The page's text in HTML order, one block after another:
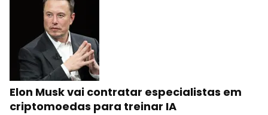
Elon Musk vai contratar especialistas em
criptomoedas para treinar IA